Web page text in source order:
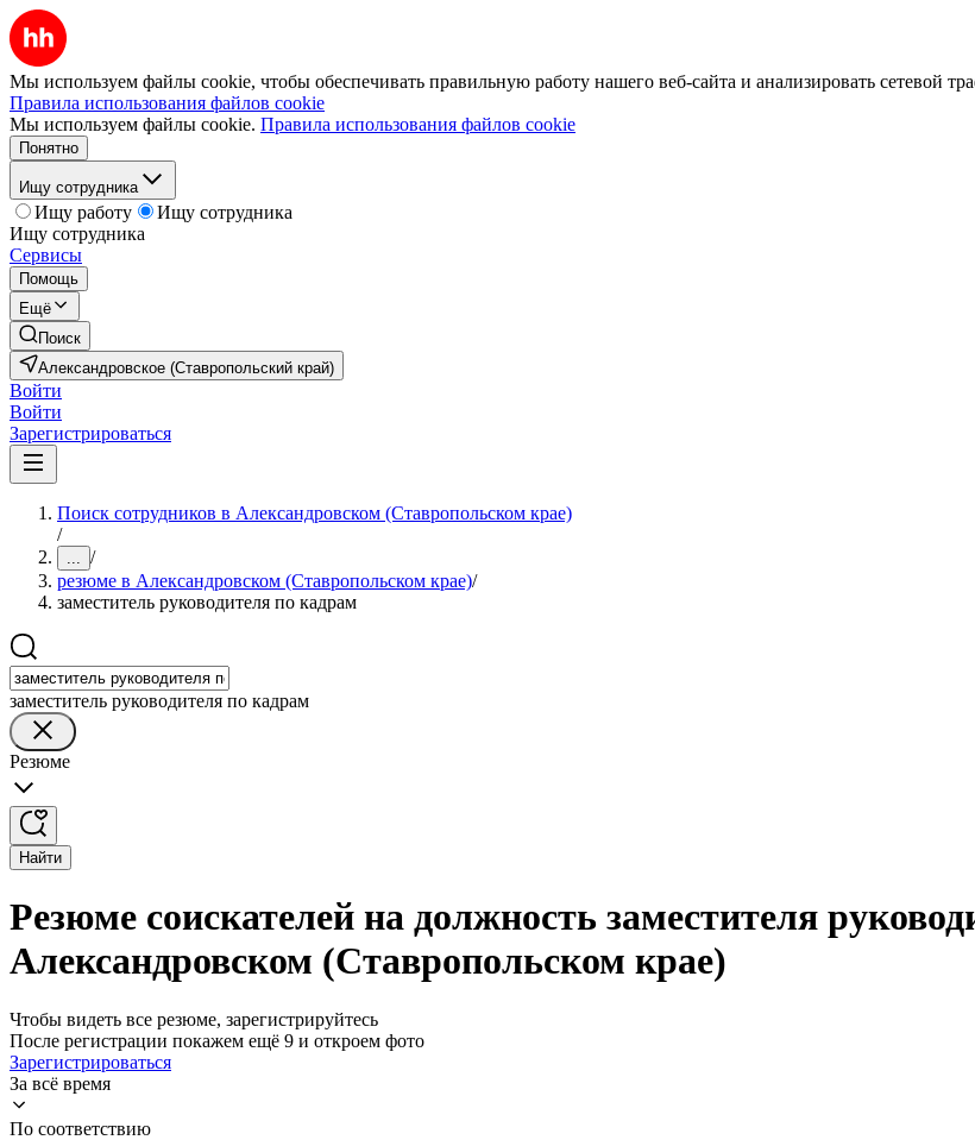
Мы используем файлы cookie, чтобы обеспечивать правильную работу нашего веб-сайта и анализировать сетевой
Правила использования файлов cookie
Мы используем файлы cookie. Правила использования файлов cookie
Понятно
Ищу сотрудника
Ищу работу
Ищу сотрудника
Ищу сотрудника
Сервисы
Помощь
Ещё
Поиск
Александровское (Ставропольский край)
Войти
Войти
Зарегистрироваться
Поиск сотрудников в Александровском (Ставропольском крае)
/
... /
резюме в Александровском (Ставропольском крае)/
заместитель руководителя по кадрам
заместитель руководителя по кадрам
Резюме
Найти
Резюме соискателей на должность заместителя
Александровском (Ставропольском крае)
Чтобы видеть все резюме, зарегистрируйтесь
После регистрации покажем ещё 9 и откроем фото
Зарегистрироваться
За всё время
По соответствию